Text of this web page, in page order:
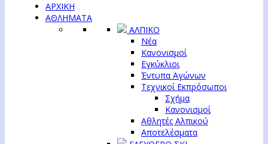
ΑΡΧΙΚΗ
ΑΘΛΗΜΑΤΑ
ΑΛΠΙΚΟ
Νέα
Κανονισμοί
Εγκύκλιοι
Έντυπα Αγώνων
Τεχνικοί Εκπρόσωποι
Σχήμα
Κανονισμοί
Αθλητές Αλπικού
Αποτελέσματα